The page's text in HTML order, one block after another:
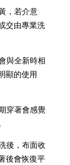
，若介意
交由專業洗
與全新時相
顯的使用
穿著會感覺
後，布面收
後會恢復平